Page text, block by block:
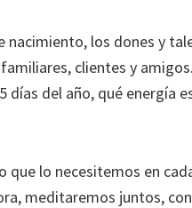
nacimiento, los dones y
clientes y
del año, qué energía
que lo necesitemos en
meditaremos juntos,